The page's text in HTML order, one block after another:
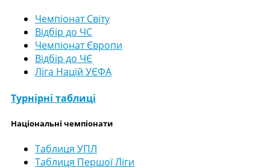
Чемпіонат Світу
Відбір до ЧС
Чемпіонат Європи
Відбір до ЧЄ
Ліга Націй УЄФА
Турнірні таблиці
Національні чемпіонати
Таблиця УПЛ
Таблиця Першої Ліги